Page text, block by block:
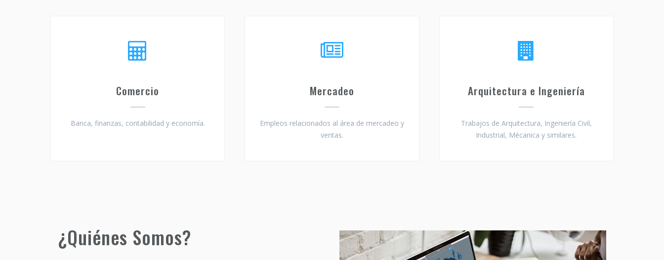
Comercio
Banca, finanzas, contabilidad y economía.
Mercadeo
Empleos relacionados al área de mercadeo y
ventas.
Arquitectura e Ingeniería
Trabajos de Arquitectura, Ingeniería Civil,
Industrial, Mécanica y similares.
¿Quiénes Somos?